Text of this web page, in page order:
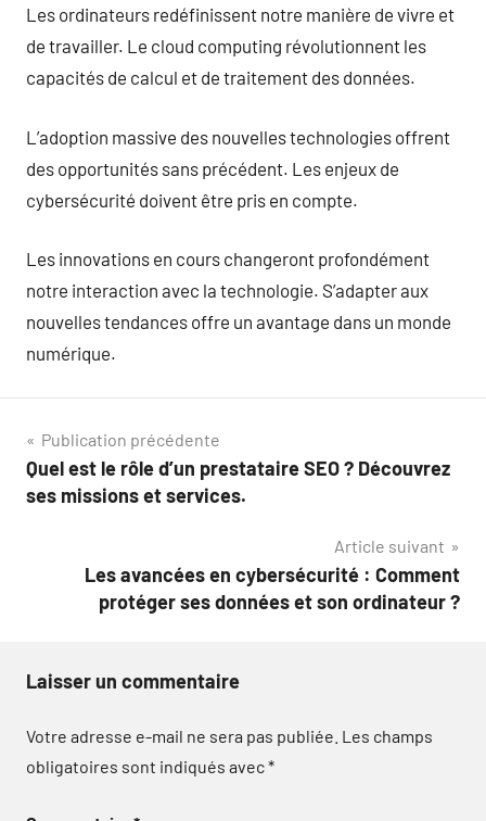
Les ordinateurs redéfinissent notre manière de vivre et
de travailler. Le cloud computing révolutionnent les
capacités de calcul et de traitement des données.
L’adoption massive des nouvelles technologies offrent
des opportunités sans précédent. Les enjeux de
cybersécurité doivent être pris en compte.
Les innovations en cours changeront profondément
notre interaction avec la technologie. S’adapter aux
nouvelles tendances offre un avantage dans un monde
numérique.
Navigation
de
Publication précédente
Quel est le rôle d’un prestataire SEO ? Découvrez
ses missions et services.
Article suivant
Les avancées en cybersécurité : Comment
protéger ses données et son ordinateur ?
Laisser un commentaire
Votre adresse e-mail ne sera pas publiée. Les champs
obligatoires sont indiqués avec*